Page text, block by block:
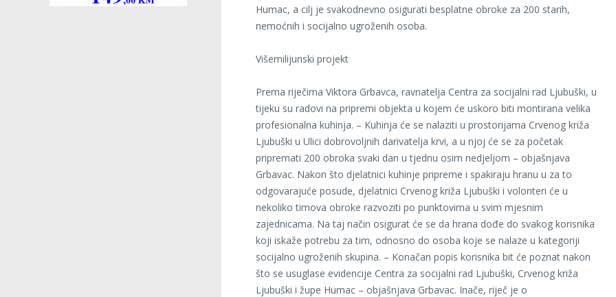
Humac, a cilj je svakodnevno osigurati besplatne obroke za 200 starih,
nemoćnih i socijalno ugroženih osoba.
Višemilijunski projekt
Prema riječima Viktora Grbavca, ravnatelja Centra za socijalni rad Ljubuški, u
tijeku su radovi na pripremi objekta u kojem će uskoro biti montirana velika
profesionalna kuhinja. – Kuhinja će se nalaziti u prostorijama Crvenog križa
Ljubuški u Ulici dobrovoljnih darivatelja krvi, a u njoj će se za početak
pripremati 200 obroka svaki dan u tjednu osim nedjeljom – objašnjava
Grbavac. Nakon što djelatnici kuhinje pripreme i spakiraju hranu u za to
odgovarajuće posude, djelatnici Crvenog križa Ljubuški i volonteri će u
nekoliko timova obroke razvoziti po punktovima u svim mjesnim
zajednicama. Na taj način osigurat će se da hrana dođe do svakog korisnika
koji iskaže potrebu za tim, odnosno do osoba koje se nalaze u kategoriji
socijalno ugroženih skupina. – Konačan popis korisnika bit će poznat nakon
što se usuglase evidencije Centra za socijalni rad Ljubuški, Crvenog križa
Ljubuški i župe Humac – objašnjava Grbavac. Inače, riječ je o